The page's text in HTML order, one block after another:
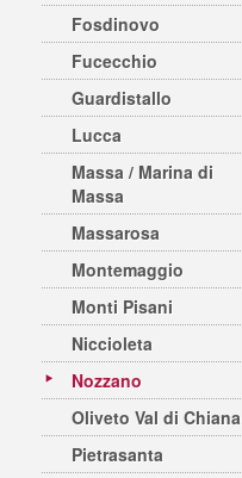
Fosdinovo
Fucecchio
Guardistallo
Lucca
Massa / Marina di
Massa
Massarosa
Montemaggio
Monti Pisani
Niccioleta
Nozzano
Oliveto Val di Chiana
Pietrasanta